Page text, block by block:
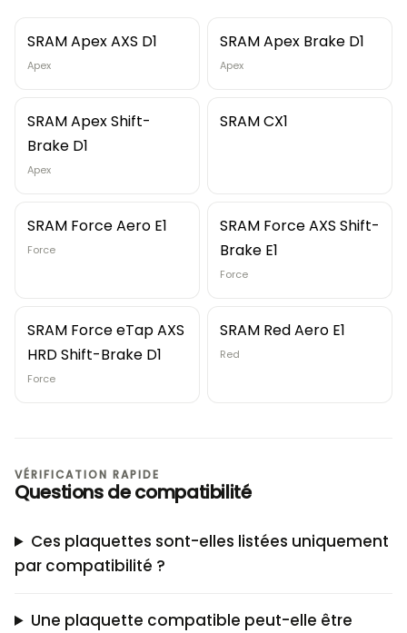
SRAM Apex AXS D1
Apex
SRAM Apex Brake D1
Apex
SRAM Apex Shift-
Brake D1
Apex
SRAM CX1
SRAM Force Aero E1
Force
SRAM Force AXS Shift-
Brake E1
Force
SRAM Force eTap AXS
HRD Shift-Brake D1
Force
SRAM Red Aero E1
Red
VÉRIFICATION RAPIDE
Questions de compatibilité
Ces plaquettes sont-elles listées uniquement
par compatibilité ?
Une plaquette compatible peut-elle être